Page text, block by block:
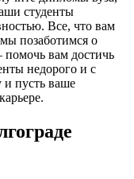
студенты
Все, что вам
позаботимся о
вам достичь
недорого и с
и пусть ваше